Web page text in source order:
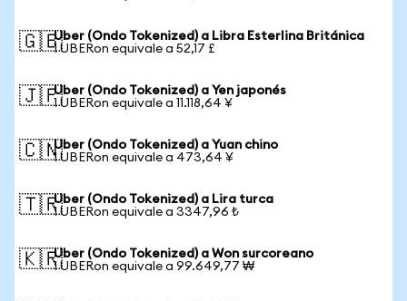
🇬🇧Uber (Ondo Tokenized) a Libra Esterlina Británica
1 UBERon equivale a 52,17 £
🇯🇵Uber (Ondo Tokenized) a Yen japonés
1 UBERon equivale a 11.118,64 ¥
🇨🇳Uber (Ondo Tokenized) a Yuan chino
1 UBERon equivale a 473,64 ¥
🇹🇷Uber (Ondo Tokenized) a Lira turca
1 UBERon equivale a 3347,96 ₺
🇰🇷Uber (Ondo Tokenized) a Won surcoreano
1 UBERon equivale a 99.649,77 ₩